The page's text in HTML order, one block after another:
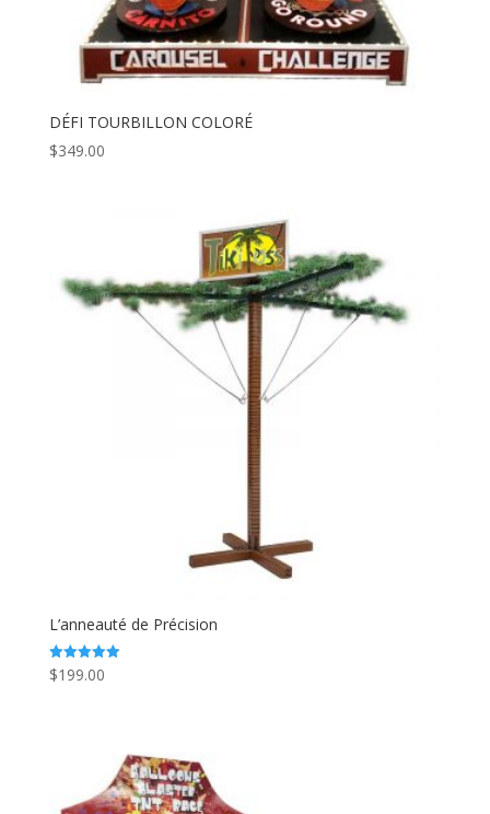
DÉFI TOURBILLON COLORÉ
$349.00
L’anneauté de Précision
Note
5.00
$199.00